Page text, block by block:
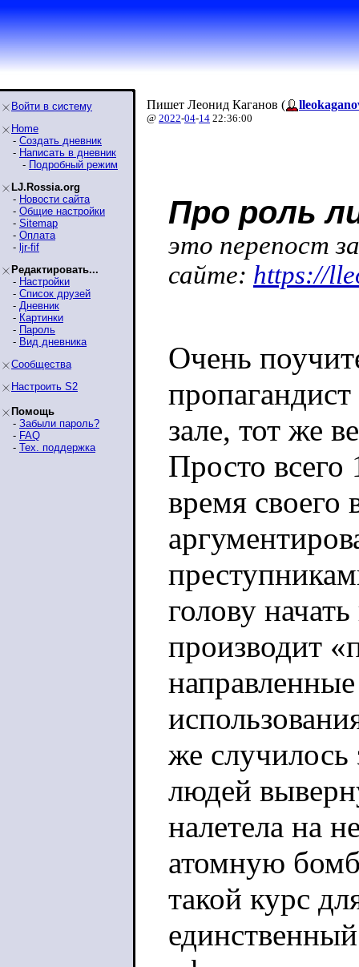
Войти в систему
Home
- Создать дневник
- Написать в дневник
- Подробный режим
LJ.Rossia.org
- Новости сайта
- Общие настройки
- Sitemap
- Оплата
- ljr-fif
Редактировать...
- Настройки
- Список друзей
- Дневник
- Картинки
- Пароль
- Вид дневника
Сообщества
Настроить S2
Помощь
- Забыли пароль?
- FAQ
- Тех. поддержка
Пишет Леонид Каганов (
@ 2022-04-14 22:36:00
Про роль
это перепост
сайте: https://
Очень
зале, тот же
Просто всего
время своего
голову
производит
же случилось
людей
налетела на
атомную
такой курс